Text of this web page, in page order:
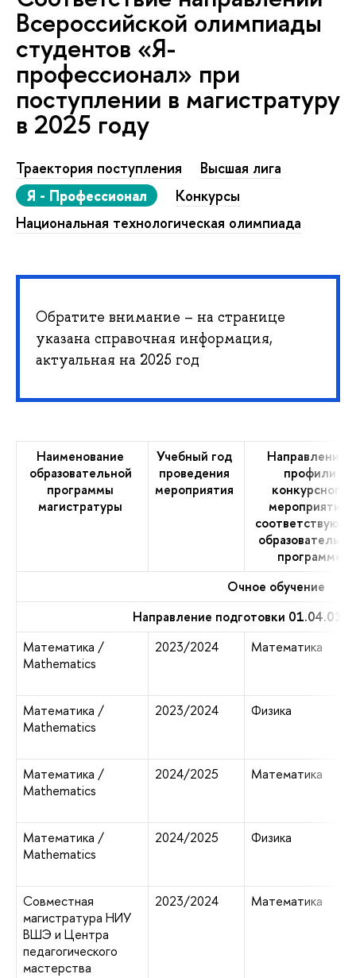
Всероссийской олимпиады
студентов «Я-
профессионал» при
поступлении в магистратуру
в 2025 году
Траектория поступления
Высшая лига
Я - Профессионал
Конкурсы
Национальная технологическая олимпиада
Обратите внимание – на странице
указана справочная информация,
актуальная на 2025 год
Наименование
образовательной
программы
магистратуры
Учебный год
проведения
мероприятия
Направления/
профили
конкурсного
мероприятия,
программе
Очное обучение
Направление подготовки 01.04.01
Математика /
Mathematics
2023/2024 Математика
Математика /
Mathematics
2023/2024 Физика
Математика /
Mathematics
2024/2025 Математика
Математика /
Mathematics
2024/2025 Физика
Совместная
магистратура НИУ
ВШЭ и Центра
педагогического
мастерства
2023/2024 Математика